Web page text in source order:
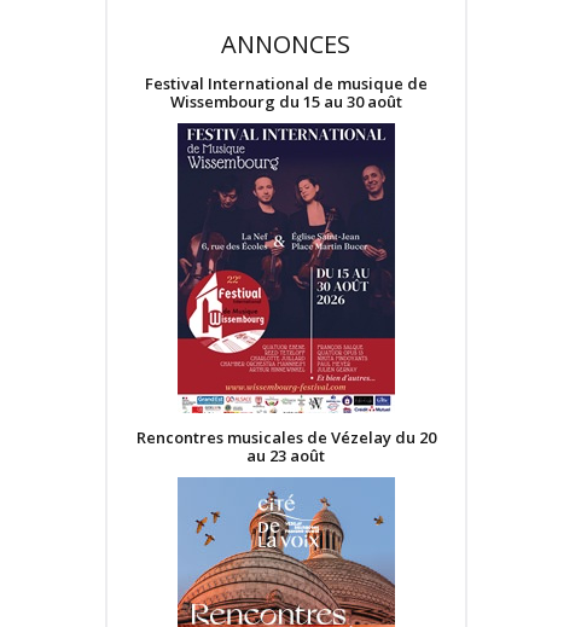
ANNONCES
Festival International de musique de
Wissembourg du 15 au 30 août
Rencontres musicales de Vézelay du 20
au 23 août